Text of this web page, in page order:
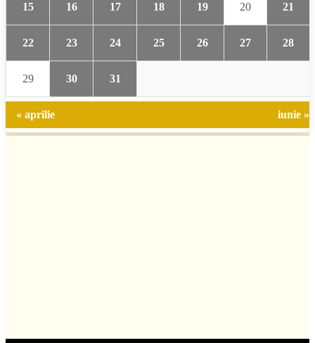
15 16 17 18 19 20 21
22 23 24 25 26 27 28
29 30 31
« aprilie iunie »